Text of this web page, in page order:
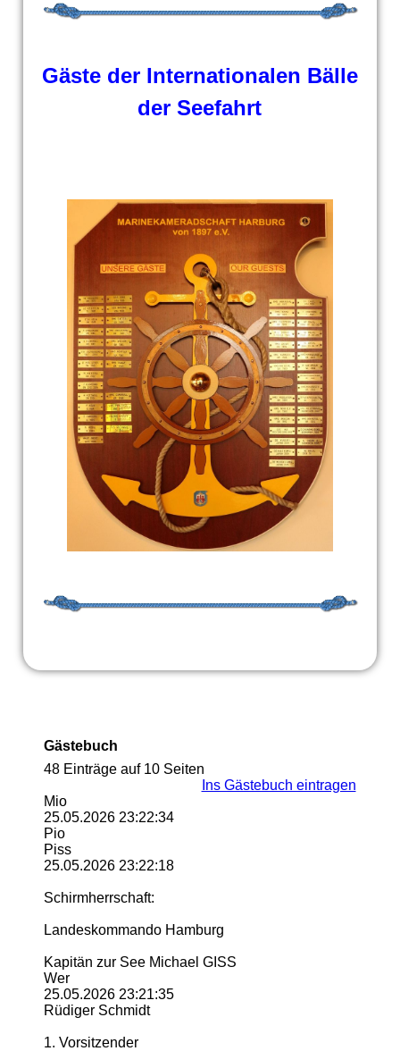
Gäste der Internationalen Bälle
der Seefahrt
Gästebuch
48 Einträge auf 10 Seiten
Ins Gästebuch eintragen
Mio
25.05.2026 23:22:34
Pio
Piss
25.05.2026 23:22:18
Schirmherrschaft:
Landeskommando Hamburg
Kapitän zur See Michael GISS
Wer
25.05.2026 23:21:35
Rüdiger Schmidt
1. Vorsitzender